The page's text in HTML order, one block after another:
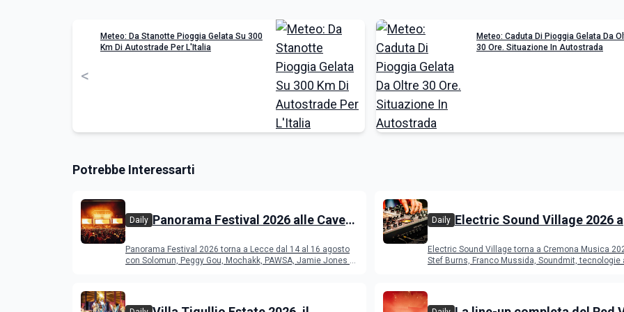
<
Meteo: Da Stanotte Pioggia Gelata Su 300
Km Di Autostrade Per L'Italia
Meteo: Caduta Di Pioggia Gelata Da
30 Ore. Situazione In Autostrada
Potrebbe Interessarti
Daily Panorama Festival 2026 alle Cave
programma
Panorama Festival 2026 torna a Lecce dal 14 al 16 agosto
con Solomun, Peggy Gou, Mochakk, PAWSA, Jamie Jones e
Daily Electric Sound Village 2026 a
Young Band Contest, il
Electric Sound Village torna a Cremona Musica
Stef Burns, Franco Mussida, Soundmit, tecnologie